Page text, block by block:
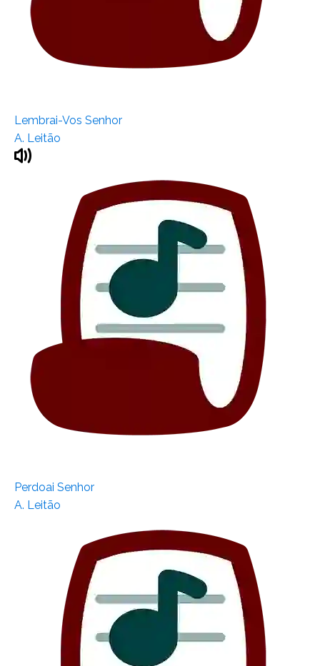
Lembrai-Vos Senhor
A. Leitão
Perdoai Senhor
A. Leitão